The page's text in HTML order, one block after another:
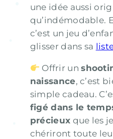
une idée aussi
qu’indémodable.
c’est un jeu
glisser dans sa
Offrir un
naissance, c’est
simple cadeau.
figé dans le
précieux que les
chériront toute